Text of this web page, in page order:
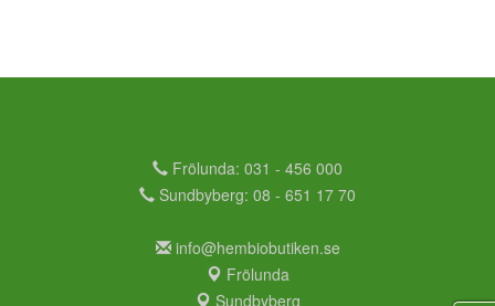
Frölunda: 031 - 456 000
Sundbyberg: 08 - 651 17 70
info@hembiobutiken.se
Frölunda
Sundbyberg